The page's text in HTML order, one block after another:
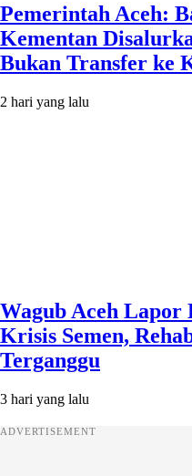
Pemerintah Aceh:
Kementan
Bukan Transfer ke
2 hari yang lalu
Wagub Aceh Lapor
Krisis Semen,
Terganggu
3 hari yang lalu
ADVERTISEMENT